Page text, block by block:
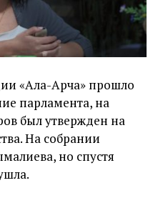
«Ала-Арча» прошло
парламента, на
был утвержден на
На собрании
но спустя